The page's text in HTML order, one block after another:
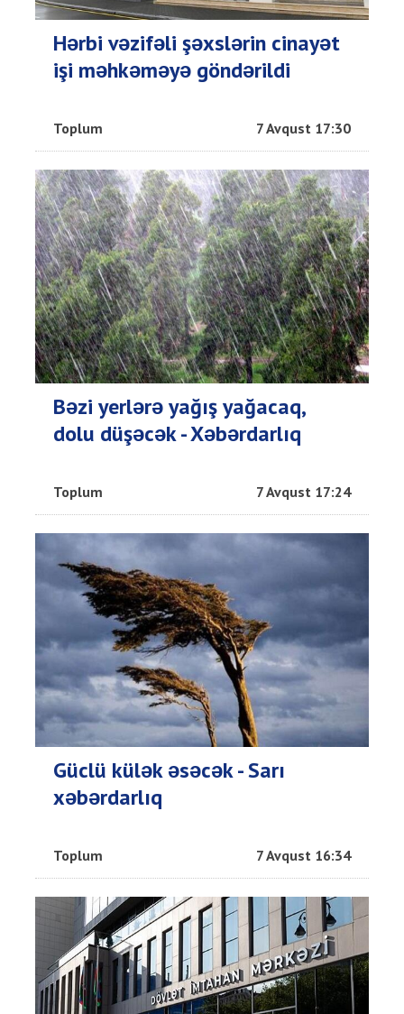
Hərbi vəzifəli şəxslərin cinayət
işi məhkəməyə göndərildi
Toplum 7 Avqust 17:30
Bəzi yerlərə yağış yağacaq,
dolu düşəcək - Xəbərdarlıq
Toplum 7 Avqust 17:24
Güclü külək əsəcək - Sarı
xəbərdarlıq
Toplum 7 Avqust 16:34